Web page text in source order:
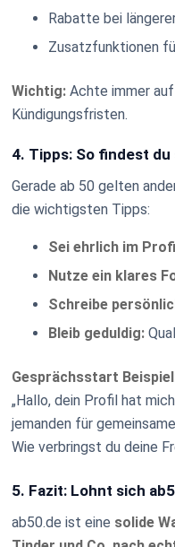
Rabatte bei
Zusatzfunktionen
Wichtig: Achte immer
Kündigungsfristen.
4. Tipps: So findest
Gerade ab 50 gelten
die wichtigsten Tipps:
Sei ehrlich im
Nutze ein klares
Schreibe
Bleib geduldig:
Gesprächsstart
„Hallo, dein Profil hat
jemanden für
Wie verbringst du deine
5. Fazit: Lohnt sich
ab50.de ist eine solide